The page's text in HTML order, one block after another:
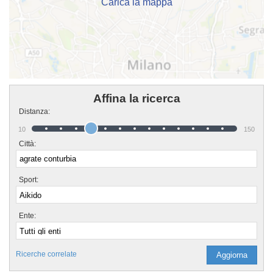
Carica la mappa
Affina la ricerca
Distanza:
10 150
Città:
Sport:
Ente:
Ricerche correlate